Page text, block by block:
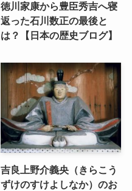
徳川家康から豊臣秀吉へ寝
返った石川数正の最後と
は？【日本の歴史ブログ】
吉良上野介義央（きらこう
ずけのすけよしなか）のお